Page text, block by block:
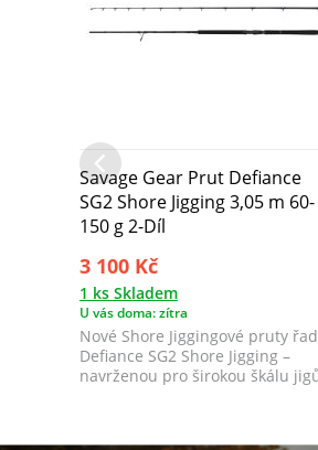
Savage Gear Prut Defiance
SG2 Shore Jigging 3,05 m 60-
150 g 2-Díl
3 100 Kč
1 ks Skladem
U vás doma: zítra
Nové Shore Jiggingové pruty
Defiance SG2 Shore Jigging –
navrženou pro širokou škálu